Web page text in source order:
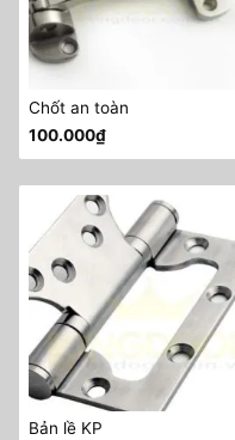
Chốt an toàn
100.000₫
Bản lề KP